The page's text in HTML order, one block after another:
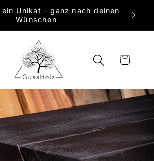
Unikat – ganz nach deinen
Wünschen
Warenkorb